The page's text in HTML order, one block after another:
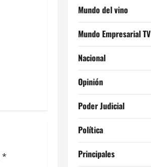
*
Mundo del vino
Mundo Empresarial TV
Nacional
Opinión
Poder Judicial
Política
Principales